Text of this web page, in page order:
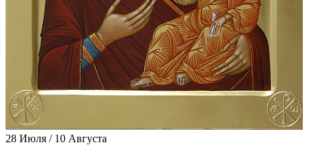
28 Июля / 10 Августа